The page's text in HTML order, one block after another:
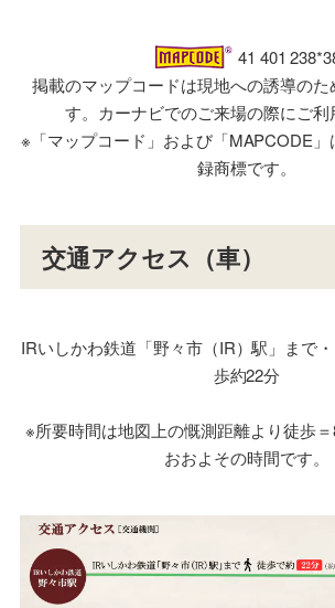
41 401
掲載のマップコードは現地への誘導のた
す。カーナビでのご来場の際にご利
※「マップコード」および「MAPCODE
録商標です。
交通アクセス（車）
IRいしかわ鉄道「野々市（IR）駅」まで
歩約22分
※所要時間は地図上の慨測距離より徒歩
おおよその時間です。